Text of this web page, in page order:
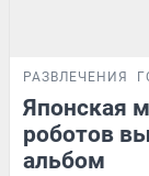
РАЗВЛЕЧЕНИЯ
Японская
роботов
альбом